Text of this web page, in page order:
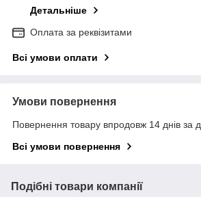
Детальніше
Оплата за реквізитами
Всі умови оплати
Умови повернення
Повернення товару впродовж 14 днів за
Всі умови повернення
Подібні товари компанії